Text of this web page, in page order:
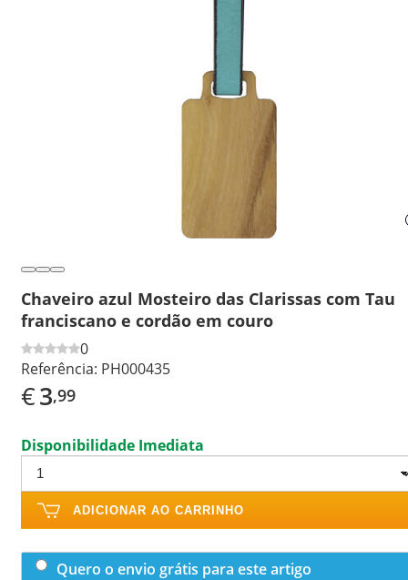
Chaveiro azul Mosteiro das Clarissas com Tau
franciscano e cordão em couro
0
Referência: PH000435
€3,99
Disponibilidade Imediata
ADICIONAR AO CARRINHO
Quero o envio grátis para este artigo